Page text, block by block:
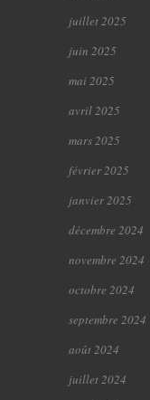
juillet 2025
juin 2025
mai 2025
avril 2025
mars 2025
février 2025
janvier 2025
décembre 2024
novembre 2024
octobre 2024
septembre 2024
août 2024
juillet 2024